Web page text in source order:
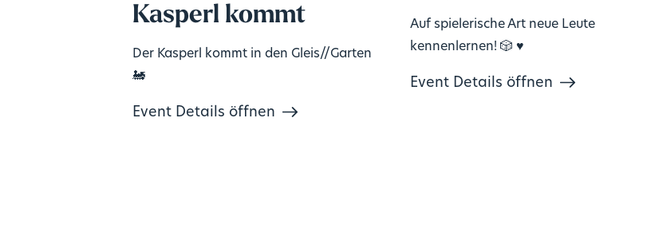
Kasperl kommt
Der Kasperl kommt in den Gleis//Garten
🚂
Event Details öffnen
Auf spielerische Art neue Leute
kennenlernen! 🎲 ♥️
Event Details öffnen